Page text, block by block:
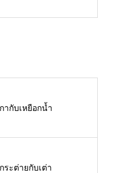
กับเหยือกน้ำ
ะต่ายกับเต่า